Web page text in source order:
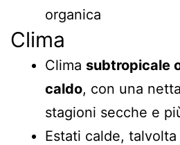
organica
Clima
Clima subtropicale
caldo, con una
stagioni secche e
Estati calde,